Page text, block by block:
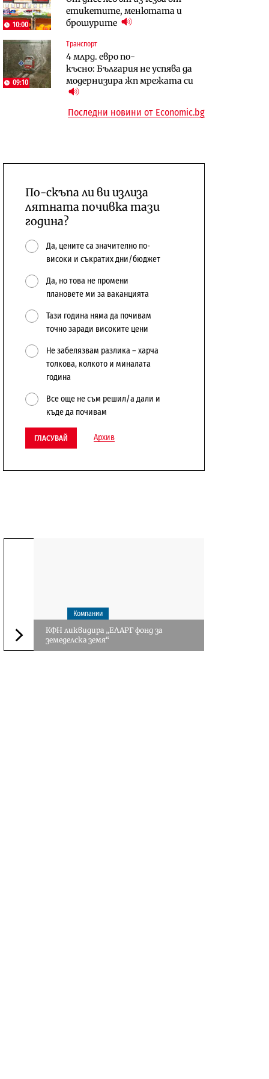
10:00
етикетите, менютата и
брошурите
09:10
Транспорт
4 млрд. евро по-
късно: България не успява да
модернизира жп мрежата си
АЕЦ „Козлодуй“ ще работи
само още няколко седмици, ако
сушата продължи
център в Доброславци
Лекарствата за редки болести
попадат в капан на
обществените поръчки?
Последни новини от Economic.bg
По-скъпа ли ви излиза
лятната почивка тази
година?
Да, цените са значително по-
високи и съкратих дни/бюджет
Да, но това не промени
плановете ми за ваканцията
Тази година няма да почивам
точно заради високите цени
Не забелязвам разлика – харча
толкова, колкото и миналата
година
Все още не съм решил/а дали и
къде да почивам
ГЛАСУВАЙ Архив
Следваща новина
Компании
КФН ликвидира „ЕЛАРГ фонд за
земеделска земя“